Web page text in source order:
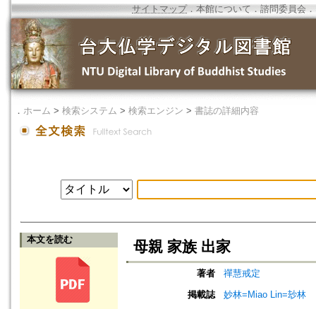
サイトマップ．本館について ． 諮問委員会 ．
． ホーム > 検索システム > 検索エンジン > 書誌の詳細内容
本文を読む 母親 家族 出家
著者
禪慧戒定
掲載誌
妙林=Miao Lin=玅林